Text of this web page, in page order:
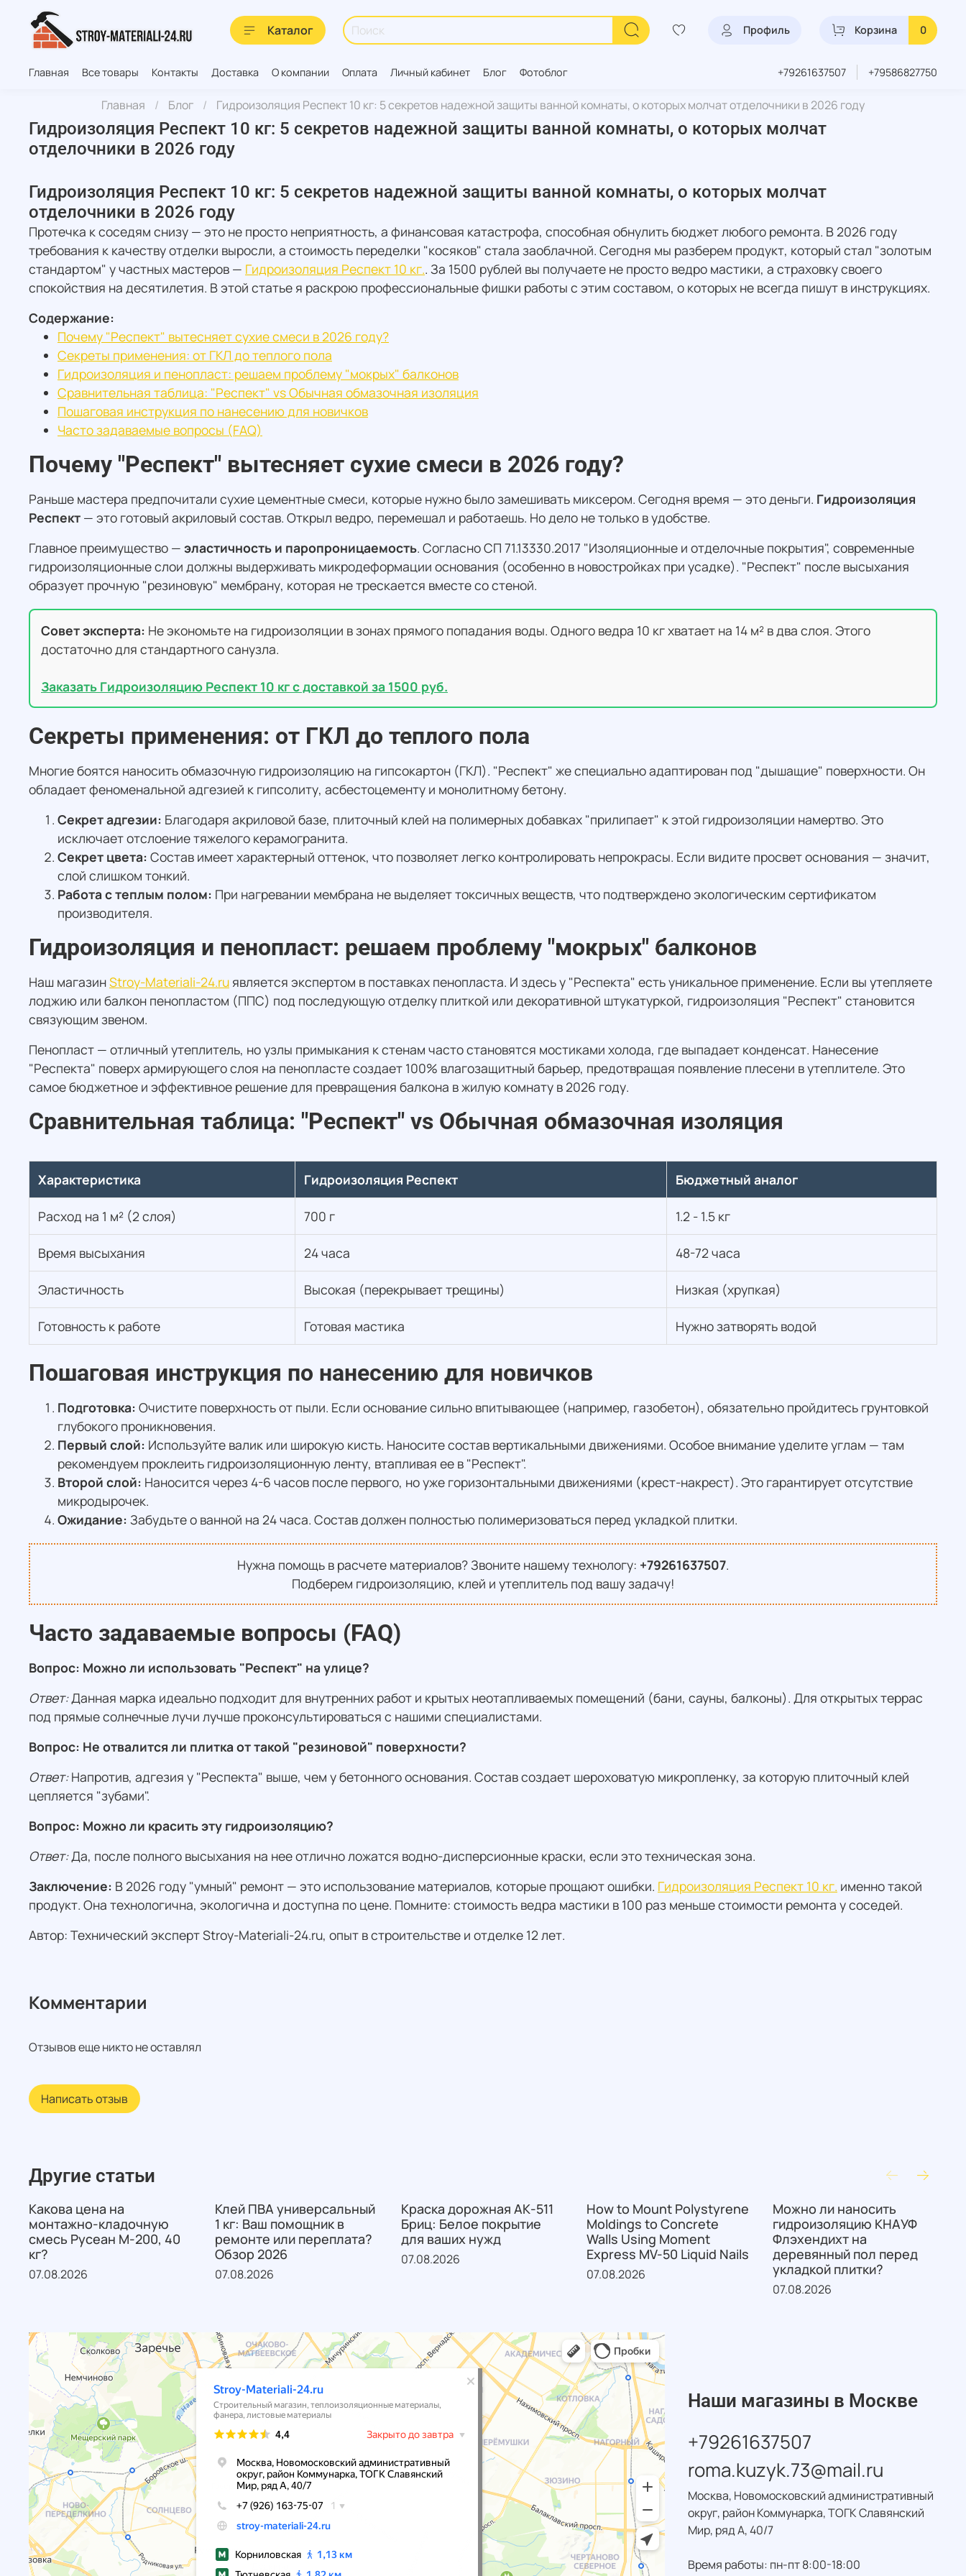
Каталог Профиль Корзина 0
Главная Все товары Контакты Доставка О компании Оплата Личный кабинет Блог Фотоблог +79261637507 +79586827750
Главная Блог Гидроизоляция Респект 10 кг: 5 секретов надежной защиты ванной комнаты, о которых молчат отделочники в 2026 году
Гидроизоляция Респект 10 кг: 5 секретов надежной защиты ванной комнаты, о которых молчат
отделочники в 2026 году
Гидроизоляция Респект 10 кг: 5 секретов надежной защиты ванной комнаты, о которых молчат
отделочники в 2026 году
Протечка к соседям снизу — это не просто неприятность, а финансовая катастрофа, способная обнулить бюджет любого ремонта. В 2026 году
требования к качеству отделки выросли, а стоимость переделки "косяков" стала заоблачной. Сегодня мы разберем продукт, который стал "золотым
стандартом" у частных мастеров — Гидроизоляция Респект 10 кг.. За 1500 рублей вы получаете не просто ведро мастики, а страховку своего
спокойствия на десятилетия. В этой статье я раскрою профессиональные фишки работы с этим составом, о которых не всегда пишут в инструкциях.
Содержание:
Почему "Респект" вытесняет сухие смеси в 2026 году?
Секреты применения: от ГКЛ до теплого пола
Гидроизоляция и пенопласт: решаем проблему "мокрых" балконов
Сравнительная таблица: "Респект" vs Обычная обмазочная изоляция
Пошаговая инструкция по нанесению для новичков
Часто задаваемые вопросы (FAQ)
Почему "Респект" вытесняет сухие смеси в 2026 году?
Раньше мастера предпочитали сухие цементные смеси, которые нужно было замешивать миксером. Сегодня время — это деньги. Гидроизоляция
Респект — это готовый акриловый состав. Открыл ведро, перемешал и работаешь. Но дело не только в удобстве.
Главное преимущество — эластичность и паропроницаемость. Согласно СП 71.13330.2017 "Изоляционные и отделочные покрытия", современные
гидроизоляционные слои должны выдерживать микродеформации основания (особенно в новостройках при усадке). "Респект" после высыхания
образует прочную "резиновую" мембрану, которая не трескается вместе со стеной.
Совет эксперта: Не экономьте на гидроизоляции в зонах прямого попадания воды. Одного ведра 10 кг хватает на 14 м² в два слоя. Этого
достаточно для стандартного санузла.
Заказать Гидроизоляцию Респект 10 кг с доставкой за 1500 руб.
Секреты применения: от ГКЛ до теплого пола
Многие боятся наносить обмазочную гидроизоляцию на гипсокартон (ГКЛ). "Респект" же специально адаптирован под "дышащие" поверхности. Он
обладает феноменальной адгезией к гипсолиту, асбестоцементу и монолитному бетону.
Секрет адгезии: Благодаря акриловой базе, плиточный клей на полимерных добавках "прилипает" к этой гидроизоляции намертво. Это
исключает отслоение тяжелого керамогранита.
Секрет цвета: Состав имеет характерный оттенок, что позволяет легко контролировать непрокрасы. Если видите просвет основания — значит,
слой слишком тонкий.
Работа с теплым полом: При нагревании мембрана не выделяет токсичных веществ, что подтверждено экологическим сертификатом
производителя.
Гидроизоляция и пенопласт: решаем проблему "мокрых" балконов
Наш магазинStroy-Materiali-24.ru является экспертом в поставках пенопласта. И здесь у "Респекта" есть уникальное применение. Если вы утепляете
лоджию или балкон пенопластом (ППС) под последующую отделку плиткой или декоративной штукатуркой, гидроизоляция "Респект" становится
связующим звеном.
Пенопласт — отличный утеплитель, но узлы примыкания к стенам часто становятся мостиками холода, где выпадает конденсат. Нанесение
"Респекта" поверх армирующего слоя на пенопласте создает 100% влагозащитный барьер, предотвращая появление плесени в утеплителе. Это
самое бюджетное и эффективное решение для превращения балкона в жилую комнату в 2026 году.
Сравнительная таблица: "Респект" vs Обычная обмазочная изоляция
Характеристика Гидроизоляция Респект Бюджетный аналог
Расход на 1 м² (2 слоя) 700 г 1.2 - 1.5 кг
Время высыхания 24 часа 48-72 часа
Эластичность Высокая (перекрывает трещины) Низкая (хрупкая)
Готовность к работе Готовая мастика Нужно затворять водой
Пошаговая инструкция по нанесению для новичков
Подготовка: Очистите поверхность от пыли. Если основание сильно впитывающее (например, газобетон), обязательно пройдитесь грунтовкой
глубокого проникновения.
Первый слой: Используйте валик или широкую кисть. Наносите состав вертикальными движениями. Особое внимание уделите углам — там
рекомендуем проклеить гидроизоляционную ленту, втапливая ее в "Респект".
Второй слой: Наносится через 4-6 часов после первого, но уже горизонтальными движениями (крест-накрест). Это гарантирует отсутствие
микродырочек.
Ожидание: Забудьте о ванной на 24 часа. Состав должен полностью полимеризоваться перед укладкой плитки.
Нужна помощь в расчете материалов? Звоните нашему технологу: +79261637507.
Подберем гидроизоляцию, клей и утеплитель под вашу задачу!
Часто задаваемые вопросы (FAQ)
Вопрос: Можно ли использовать "Респект" на улице?
Ответ:Данная марка идеально подходит для внутренних работ и крытых неотапливаемых помещений (бани, сауны, балконы). Для открытых террас
под прямые солнечные лучи лучше проконсультироваться с нашими специалистами.
Вопрос: Не отвалится ли плитка от такой "резиновой" поверхности?
Ответ:Напротив, адгезия у "Респекта" выше, чем у бетонного основания. Состав создает шероховатую микропленку, за которую плиточный клей
цепляется "зубами".
Вопрос: Можно ли красить эту гидроизоляцию?
Ответ:Да, после полного высыхания на нее отлично ложатся водно-дисперсионные краски, если это техническая зона.
Заключение: В 2026 году "умный" ремонт — это использование материалов, которые прощают ошибки. Гидроизоляция Респект 10 кг. именно такой
продукт. Она технологична, экологична и доступна по цене. Помните: стоимость ведра мастики в 100 раз меньше стоимости ремонта у соседей.
Автор: Технический эксперт Stroy-Materiali-24.ru, опыт в строительстве и отделке 12 лет.
Комментарии
Отзывов еще никто не оставлял
Написать отзыв
Другие статьи
Какова цена на
монтажно-кладочную
смесь Русеан М-200, 40
кг?
07.08.2026
Клей ПВА универсальный
1 кг: Ваш помощник в
ремонте или переплата?
Обзор 2026
07.08.2026
Краска дорожная АК-511
Бриц: Белое покрытие
для ваших нужд
07.08.2026
How to Mount Polystyrene
Moldings to Concrete
Walls Using Moment
Express MV-50 Liquid Nails
07.08.2026
Можно ли наносить
гидроизоляцию КНАУФ
Флэхендихт на
деревянный пол перед
укладкой плитки?
07.08.2026
Наши магазины в Москве
+79261637507
roma.kuzyk.73@mail.ru
Москва, Новомосковский административный
округ, район Коммунарка, ТОГК Славянский
Мир, ряд А, 40/7
Время работы: пн-пт 8:00-18:00